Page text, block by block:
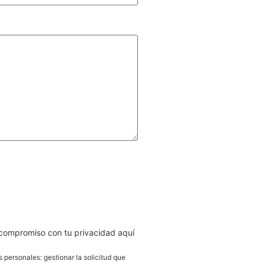
con tu privacidad aquí
personales: gestionar la solicitud que